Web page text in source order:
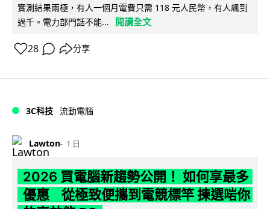
實測結果兩極，有人一個月電費只需 118 元人民幣，有人飆到
過千。電力部門話不能...
閱讀全文
28 分享
3C科技 流動電腦
Lawton 1 日
2026 買電腦新趨勢公開！ 如何享最多
優惠 從極致便攜到電競標竿 揀選啱你